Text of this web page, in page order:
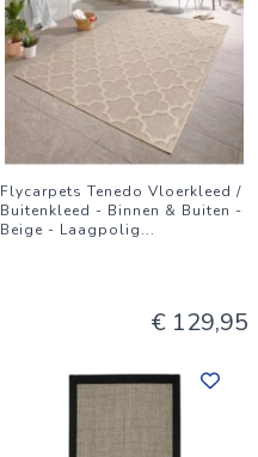
Flycarpets Tenedo Vloerkleed /
Buitenkleed - Binnen & Buiten -
Beige - Laagpolig...
€ 129,95